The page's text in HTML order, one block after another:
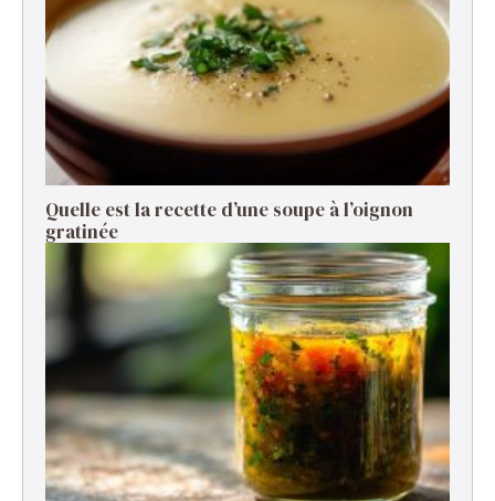
Quelle est la recette d’une soupe à l’oignon
gratinée ​